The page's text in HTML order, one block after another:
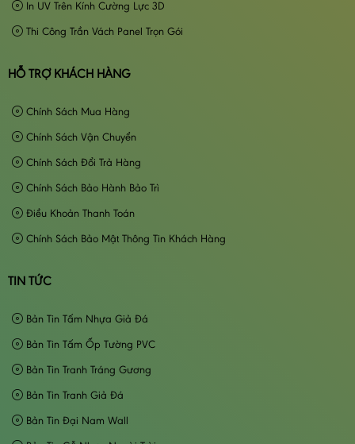
In UV Trên Kính Cường Lực 3D
Thi Công Trần Vách Panel Trọn Gói
HỖ TRỢ KHÁCH HÀNG
Chính Sách Mua Hàng
Chính Sách Vận Chuyển
Chính Sách Đổi Trả Hàng
Chính Sách Bảo Hành Bảo Trì
Điều Khoản Thanh Toán
Chính Sách Bảo Mật Thông Tin Khách Hàng
TIN TỨC
Bản Tin Tấm Nhựa Giả Đá
Bản Tin Tấm Ốp Tường PVC
Bản Tin Tranh Tráng Gương
Bản Tin Tranh Giả Đá
Bản Tin Đại Nam Wall